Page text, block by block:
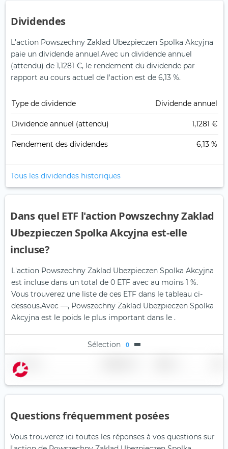
Dividendes
L'action Powszechny Zaklad Ubezpieczen Spolka Akcyjna
paie un dividende annuel.Avec un dividende annuel
(attendu) de 1,1281 €, le rendement du dividende par
rapport au cours actuel de l'action est de 6,13 %.
Type de dividende Dividende annuel
Dividende annuel (attendu) 1,1281 €
Rendement des dividendes 6,13 %
Tous les dividendes historiques
Dans quel ETF l'action Powszechny Zaklad
Ubezpieczen Spolka Akcyjna est-elle
incluse?
L'action Powszechny Zaklad Ubezpieczen Spolka Akcyjna
est incluse dans un total de 0 ETF avec au moins 1 %.
Vous trouverez une liste de ces ETF dans le tableau ci-
dessous.Avec —, Powszechny Zaklad Ubezpieczen Spolka
Akcyjna est le poids le plus important dans le .
Sélection 0
Nom
Questions fréquemment posées
Vous trouverez ici toutes les réponses à vos questions sur